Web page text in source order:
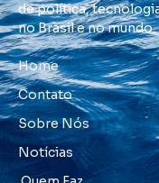
de política,
no Brasil e no mundo.
Home
Contato
Sobre Nós
Notícias